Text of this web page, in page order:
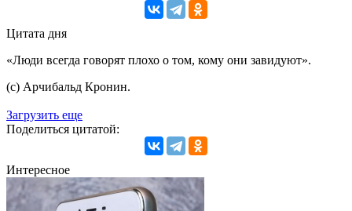
Цитата дня
«Люди всегда говорят плохо о том, кому они завидуют».
(с) Арчибальд Кронин.
Загрузить еще
Поделиться цитатой:
Интересное